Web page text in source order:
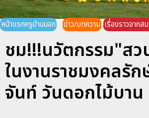
หน้าแรกครูบ้านนอก ข่าว/บทความ เรื่องราวจากส
ชม!!!นวัตกรรม"ส
ในงานราชมงคลรัก
จันท์ วันดอกไม้บา